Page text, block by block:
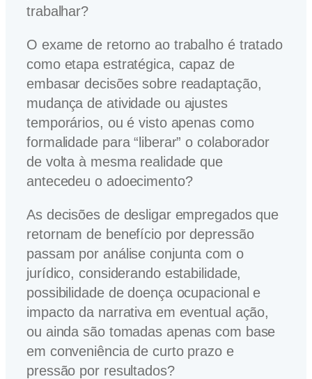
trabalhar?
O exame de retorno ao trabalho é tratado
como etapa estratégica, capaz de
embasar decisões sobre readaptação,
mudança de atividade ou ajustes
temporários, ou é visto apenas como
formalidade para “liberar” o colaborador
de volta à mesma realidade que
antecedeu o adoecimento?
As decisões de desligar empregados que
retornam de benefício por depressão
passam por análise conjunta com o
jurídico, considerando estabilidade,
possibilidade de doença ocupacional e
impacto da narrativa em eventual ação,
ou ainda são tomadas apenas com base
em conveniência de curto prazo e
pressão por resultados?